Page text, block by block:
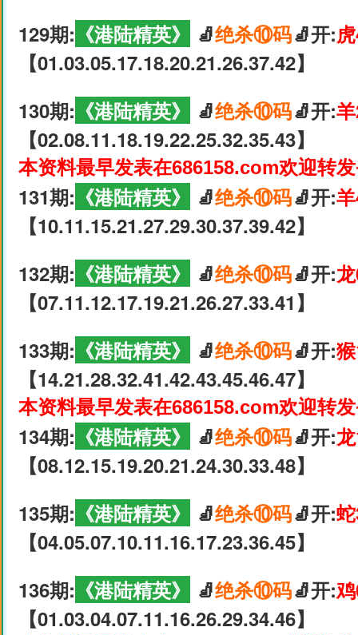
129期: 《港陆精英》 🧦绝杀⑩码🧦开:
【01.03.05.17.18.20.21.26.37.42】
130期: 《港陆精英》 🧦绝杀⑩码🧦开:
【02.08.11.18.19.22.25.32.35.43】
本资料最早发表在686158.com欢迎转
131期: 《港陆精英》 🧦绝杀⑩码🧦开:
【10.11.15.21.27.29.30.37.39.42】
132期: 《港陆精英》 🧦绝杀⑩码🧦开:
【07.11.12.17.19.21.26.27.33.41】
133期: 《港陆精英》 🧦绝杀⑩码🧦开:
【14.21.28.32.41.42.43.45.46.47】
本资料最早发表在686158.com欢迎转
134期: 《港陆精英》 🧦绝杀⑩码🧦开:
【08.12.15.19.20.21.24.30.33.48】
135期: 《港陆精英》 🧦绝杀⑩码🧦开:
【04.05.07.10.11.16.17.23.36.45】
136期: 《港陆精英》 🧦绝杀⑩码🧦开:
【01.03.04.07.11.16.26.29.34.46】